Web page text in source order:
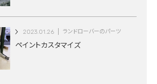
2023.01.26 ランドローバーのパーツ
ペイントカスタマイズ